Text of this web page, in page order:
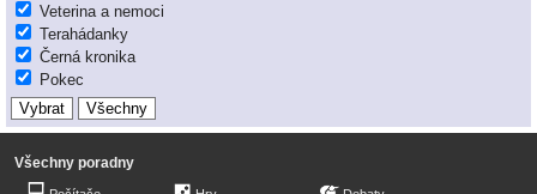
Veterina a nemoci
Terahádanky
Černá kronika
Pokec
Všechny poradny